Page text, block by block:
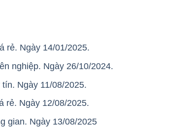
rẻ. Ngày 14/01/2025.
nghiệp. Ngày 26/10/2024.
Ngày 11/08/2025.
rẻ. Ngày 12/08/2025.
gian. Ngày 13/08/2025